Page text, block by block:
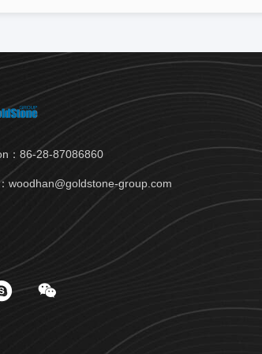
：86-28-87086860
woodhan@goldstone-group.com